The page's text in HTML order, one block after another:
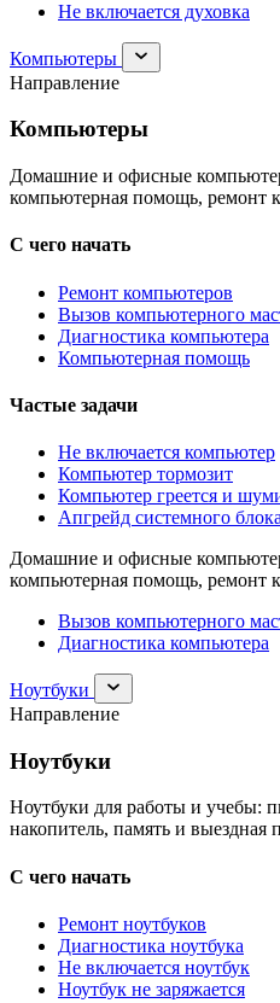
Не включается духовка
Компьютеры
Раскрыть
раздел
Направление
Компьютеры
Домашние и офисные
компьютерная помощь, ремонт
С чего начать
Ремонт компьютеров
Вызов компьютерного
Диагностика компьютера
Компьютерная помощь
Частые задачи
Не включается компьютер
Компьютер тормозит
Компьютер греется и
Апгрейд системного блока
Домашние и офисные
компьютерная помощь, ремонт
Вызов компьютерного
Диагностика компьютера
Ноутбуки
Раскрыть
раздел
Ноутбуки
Направление
Ноутбуки
Ноутбуки для работы и учебы:
накопитель, память и выездная
С чего начать
Ремонт ноутбуков
Диагностика ноутбука
Не включается ноутбук
Ноутбук не заряжается